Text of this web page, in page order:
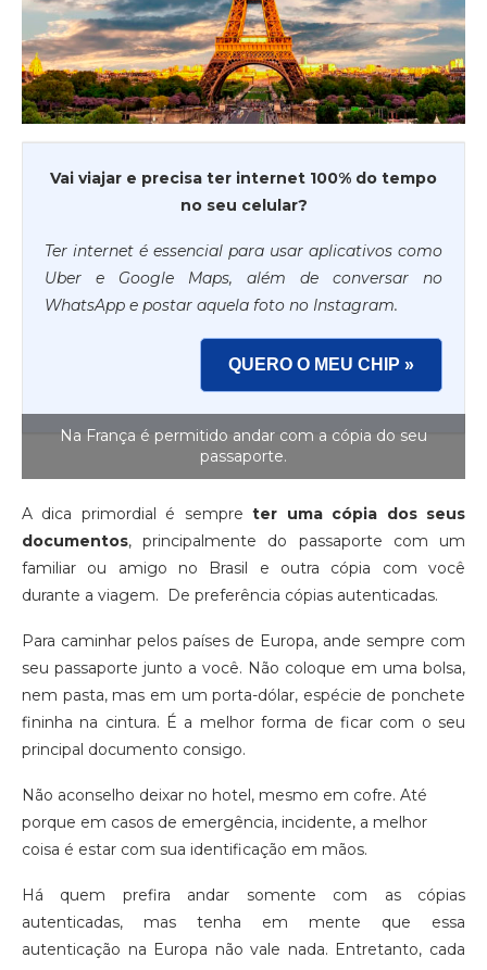
Na França é permitido andar com a cópia do seu
passaporte.
Vai viajar e precisa ter internet 100% do tempo
no seu celular?
Ter internet é essencial para usar aplicativos como
Uber e Google Maps, além de conversar no
WhatsApp e postar aquela foto no Instagram.
QUERO O MEU CHIP »
A dica primordial é sempreter uma cópia dos seus
documentos, principalmente do passaporte com um
familiar ou amigo no Brasil e outra cópia com você
durante a viagem. De preferência cópias autenticadas.
Para caminhar pelos países de Europa, ande sempre com
seu passaporte junto a você. Não coloque em uma bolsa,
nem pasta, mas em um porta-dólar, espécie de ponchete
fininha na cintura. É a melhor forma de ficar com o seu
principal documento consigo.
Não aconselho deixar no hotel, mesmo em cofre. Até
porque em casos de emergência, incidente, a melhor
coisa é estar com sua identificação em mãos.
Há quem prefira andar somente com as cópias
autenticadas, mas tenha em mente que essa
autenticação na Europa não vale nada. Entretanto, cada